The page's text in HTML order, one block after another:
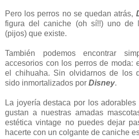
Pero los perros no se quedan atrás,
figura del caniche (oh sí!!) uno de
(pijos) que existe.
También podemos encontrar
accesorios con los perros de moda:
el chihuaha. Sin olvidarnos de los
sido inmortalizados por Disney.
La joyería destaca por los adorables
gustan a nuestras amadas
estética vintage no puedes dejar
hacerte con un colgante de caniche